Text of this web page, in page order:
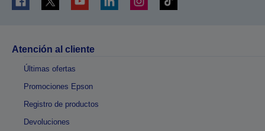
Atención al cliente
Últimas ofertas
Promociones Epson
Registro de productos
Devoluciones